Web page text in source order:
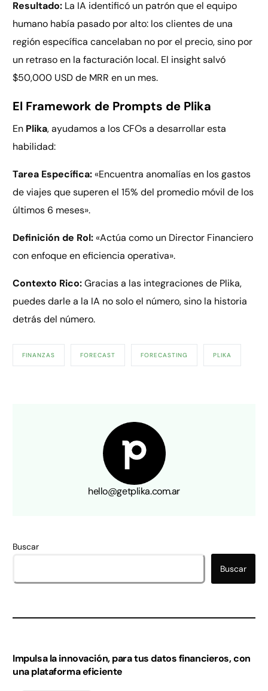
Resultado: La IA identificó un patrón que el equipo
humano había pasado por alto: los clientes de una
región específica cancelaban no por el precio, sino por
un retraso en la facturación local. El insight salvó
$50,000 USD de MRR en un mes.
El Framework de Prompts de Plika
En Plika, ayudamos a los CFOs a desarrollar esta
habilidad:
Tarea Específica:«Encuentra anomalías en los gastos
de viajes que superen el 15% del promedio móvil de los
últimos 6 meses».
Definición de Rol:«Actúa como un Director Financiero
con enfoque en eficiencia operativa».
Contexto Rico:Gracias a las integraciones de Plika,
puedes darle a la IA no solo el número, sino la historia
detrás del número.
FINANZAS FORECAST FORECASTING PLIKA
hello@getplika.com.ar
Buscar
Buscar
Impulsa la innovación, para tus datos financieros, con
una plataforma eficiente